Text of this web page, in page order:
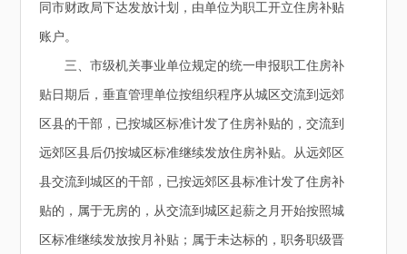
同市财政局下达发放计划，由单位为职工开立住房补贴
账户。
三、市级机关事业单位规定的统一申报职工住房补
贴日期后，垂直管理单位按组织程序从城区交流到远郊
区县的干部，已按城区标准计发了住房补贴的，交流到
远郊区县后仍按城区标准继续发放住房补贴。从远郊区
县交流到城区的干部，已按远郊区县标准计发了住房补
贴的，属于无房的，从交流到城区起薪之月开始按照城
区标准继续发放按月补贴；属于未达标的，职务职级晋